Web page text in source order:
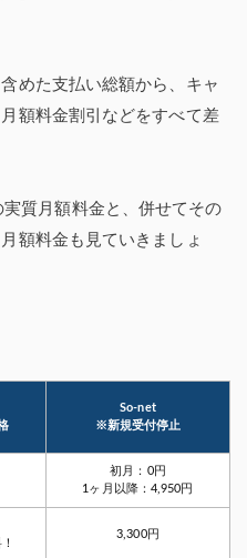
めた支払い総額から、キャ
額料金割引などをすべて差
質月額料金と、併せてその
額料金も見ていきましょ
So-net
※新規受付停止
初月：0円
1ヶ月以降：4,950円
3,300円